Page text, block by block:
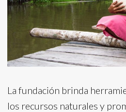
La fundación brinda
los recursos naturales y